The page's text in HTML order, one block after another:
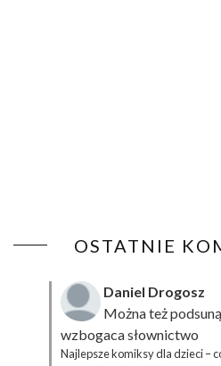
OSTATNIE
Daniel Drogosz
Można też podsuną
wzbogaca słownictwo
Najlepsze komiksy dla dzieci –